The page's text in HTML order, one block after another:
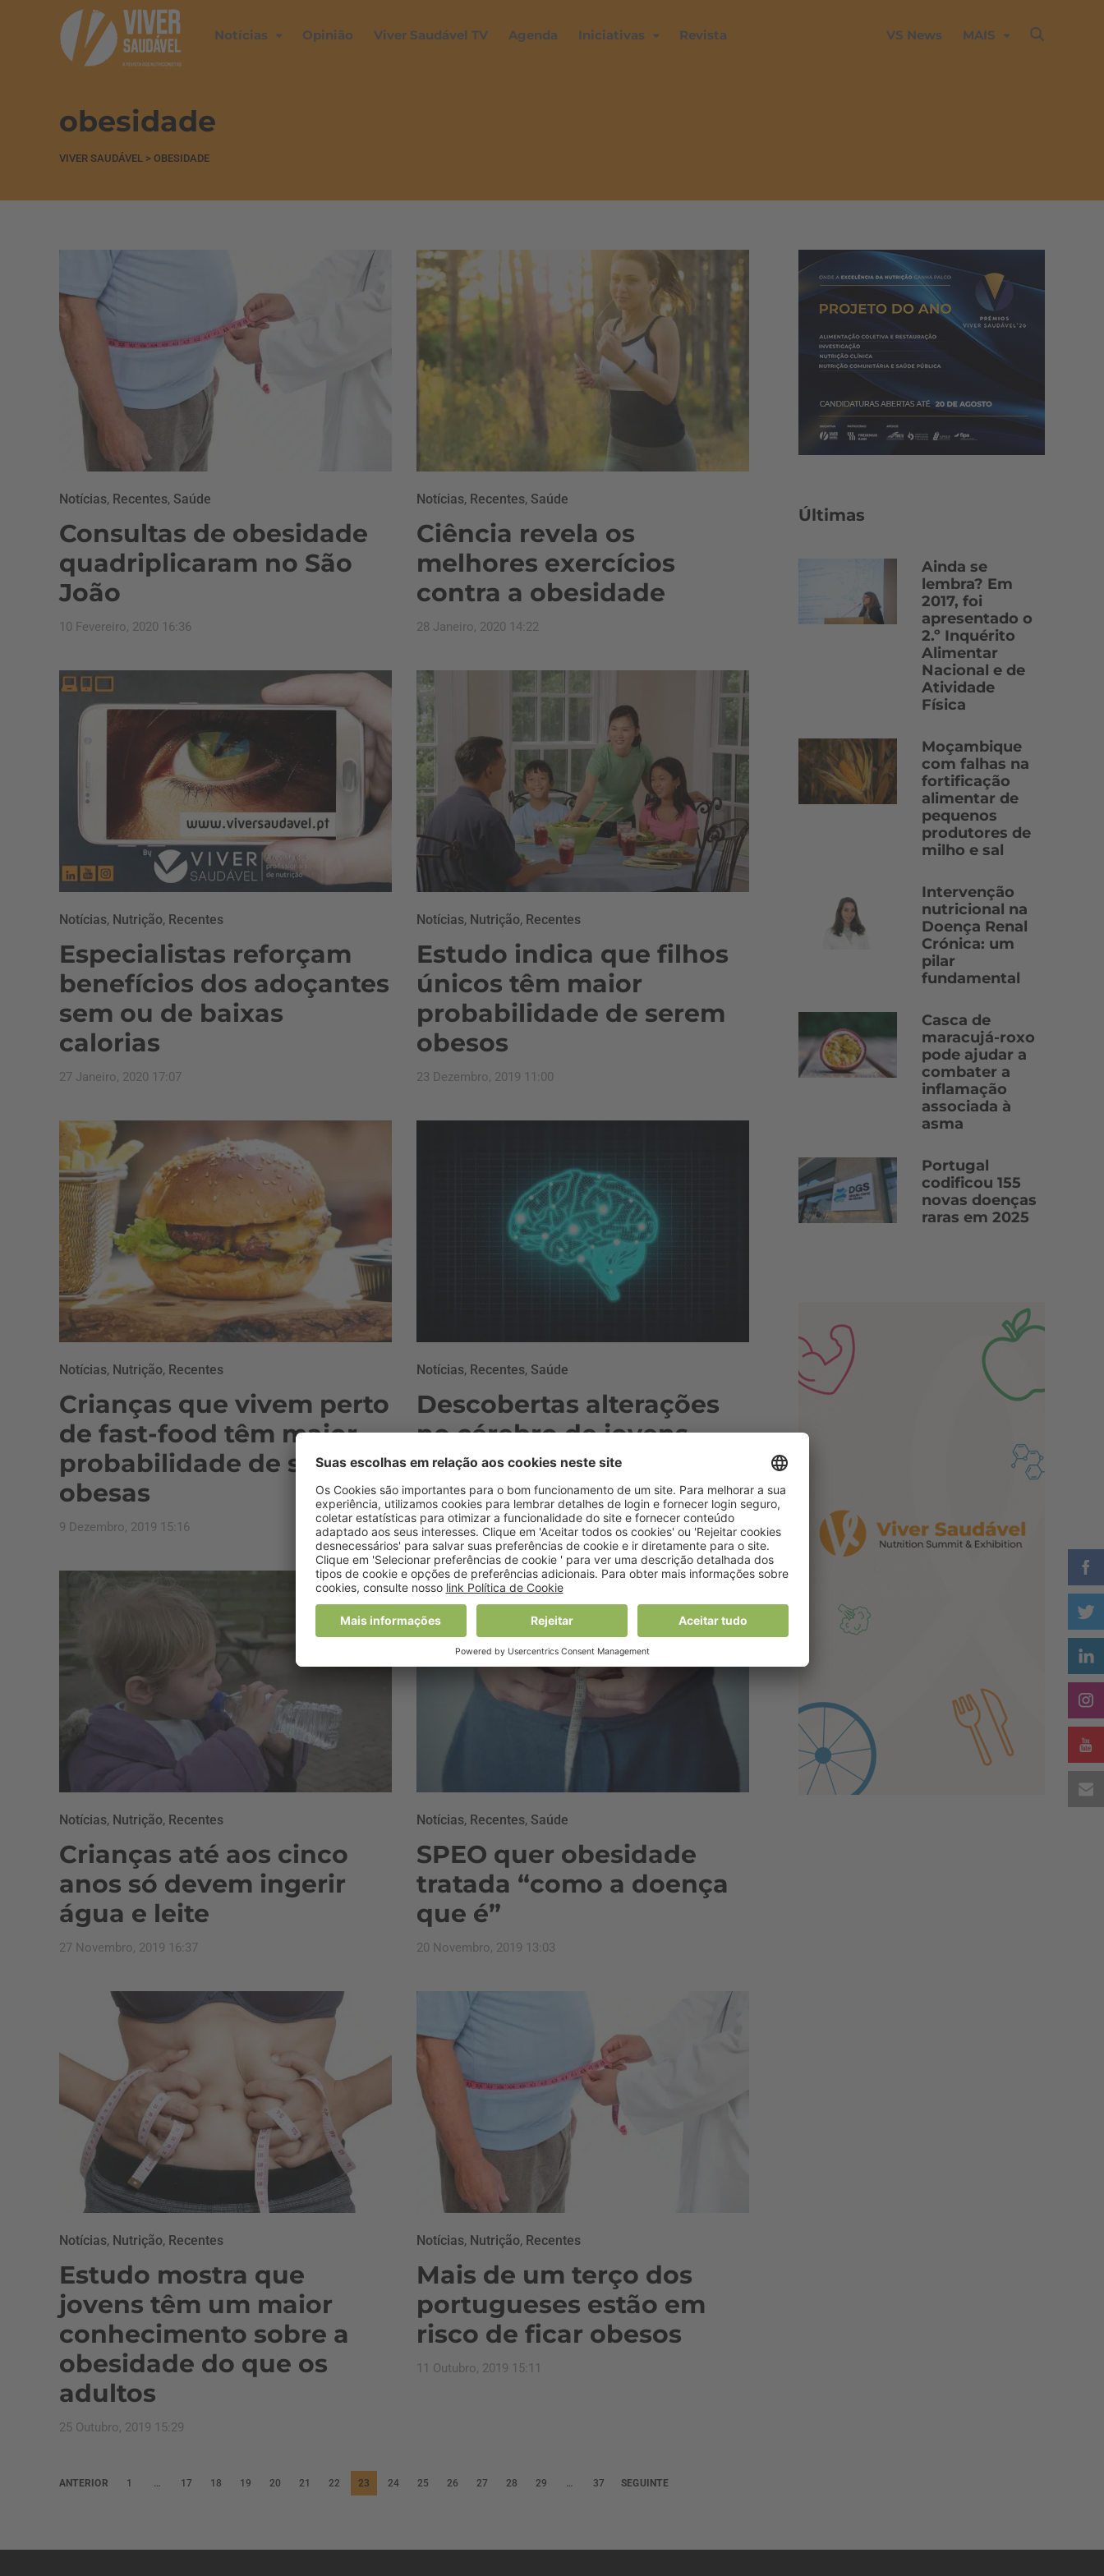
Notícias Opinião Viver Saudável TV Agenda Iniciativas Revista VS News MAIS
obesidade
VIVER SAUDÁVEL > OBESIDADE
Notícias, Recentes, Saúde
Consultas de obesidade
quadriplicaram no São
João
10 Fevereiro, 2020 16:36
Notícias, Recentes, Saúde
Ciência revela os
melhores exercícios
contra a obesidade
28 Janeiro, 2020 14:22
Notícias, Nutrição, Recentes
Especialistas reforçam
benefícios dos adoçantes
sem ou de baixas
calorias
27 Janeiro, 2020 17:07
Notícias, Nutrição, Recentes
Estudo indica que filhos
únicos têm maior
probabilidade de serem
obesos
23 Dezembro, 2019 11:00
Notícias, Nutrição, Recentes
Crianças que vivem perto
de fast-food têm maior
probabilidade de serem
obesas
9 Dezembro, 2019 15:16
Notícias, Recentes, Saúde
Descobertas alterações
no cérebro de jovens
obesos
5 Dezembro, 2019 16:34
Notícias, Nutrição, Recentes
Crianças até aos cinco
anos só devem ingerir
água e leite
27 Novembro, 2019 16:37
Notícias, Recentes, Saúde
SPEO quer obesidade
tratada “como a doença
que é”
20 Novembro, 2019 13:03
Notícias, Nutrição, Recentes
Estudo mostra que
jovens têm um maior
conhecimento sobre a
obesidade do que os
adultos
25 Outubro, 2019 15:29
Notícias, Nutrição, Recentes
Mais de um terço dos
portugueses estão em
risco de ficar obesos
11 Outubro, 2019 15:11
P
ANTERIOR 1 … 17 18 19 20 21 22 23 24 25 26 27 28 29 … 37 SEGUINTE
Últimas
Ainda se
lembra? Em
2017, foi
apresentado o
2.º Inquérito
Alimentar
Nacional e de
Atividade
Física
Moçambique
com falhas na
fortificação
alimentar de
pequenos
produtores de
milho e sal
Intervenção
nutricional na
Doença Renal
Crónica: um
pilar
fundamental
Casca de
maracujá-roxo
pode ajudar a
combater a
inflamação
associada à
asma
Portugal
codificou 155
novas doenças
raras em 2025